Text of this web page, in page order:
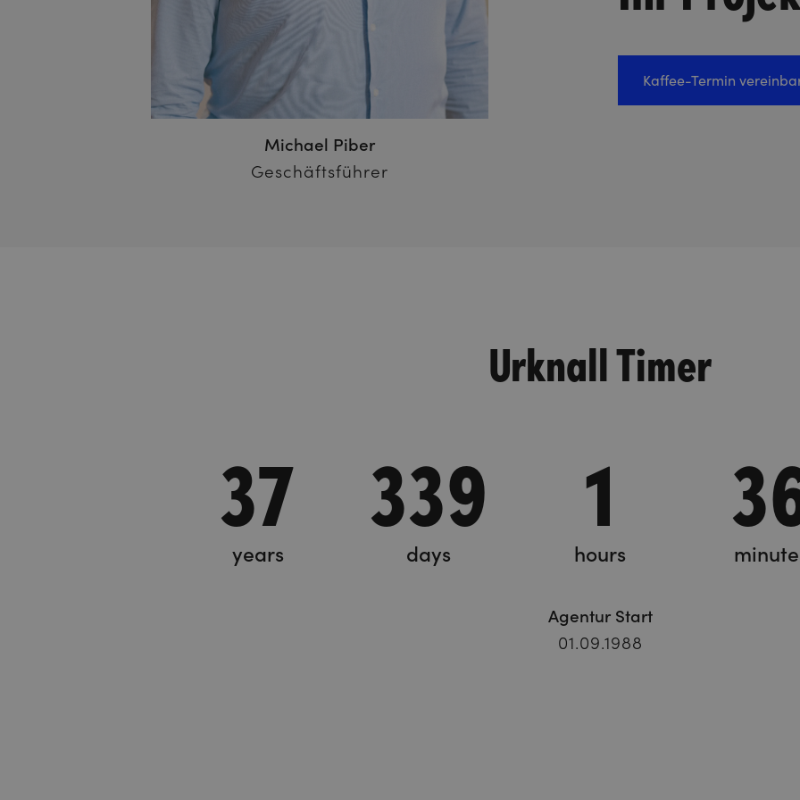
Kaffee-Termin
Michael Piber
Geschäftsführer
Urknall Timer
37
years
339
days
1
hours
Agentur Start
01.09.1988